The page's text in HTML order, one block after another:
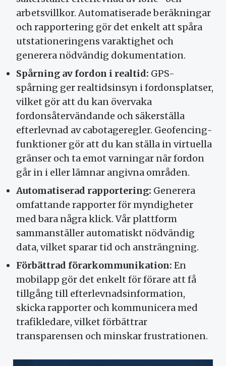
arbetsvillkor. Automatiserade beräkningar
och rapportering gör det enkelt att spåra
utstationeringens varaktighet och
generera nödvändig dokumentation.
Spårning av fordon i realtid: GPS-
spårning ger realtidsinsyn i fordonsplatser,
vilket gör att du kan övervaka
fordonsåtervändande och säkerställa
efterlevnad av cabotageregler. Geofencing-
funktioner gör att du kan ställa in virtuella
gränser och ta emot varningar när fordon
går in i eller lämnar angivna områden.
Automatiserad rapportering: Generera
omfattande rapporter för myndigheter
med bara några klick. Vår plattform
sammanställer automatiskt nödvändig
data, vilket sparar tid och ansträngning.
Förbättrad förarkommunikation: En
mobilapp gör det enkelt för förare att få
tillgång till efterlevnadsinformation,
skicka rapporter och kommunicera med
trafikledare, vilket förbättrar
transparensen och minskar frustrationen.